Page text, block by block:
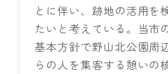
とに伴い、跡地の活用を
たいと考えている。当市
基本方針で野山北公園周
らの人を集客する憩いの